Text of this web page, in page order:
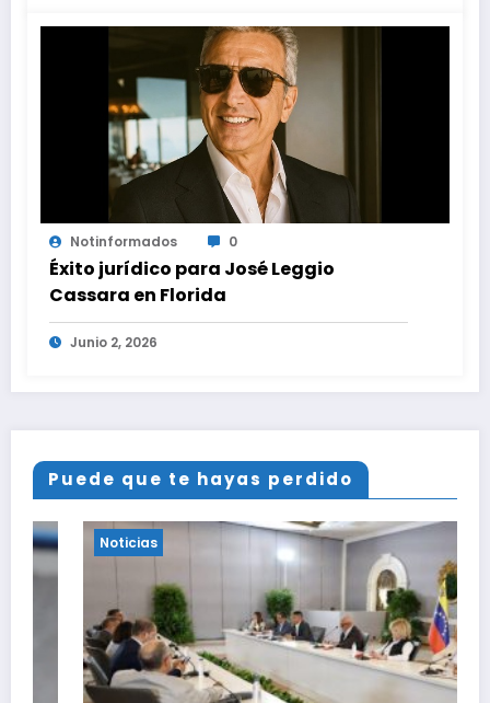
Notinformados 0
Éxito jurídico para José Leggio
Cassara en Florida
Junio 2, 2026
Puede que te hayas perdido
Noticias